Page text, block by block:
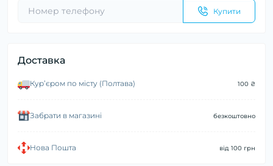
Купити
Доставка
Курʼєром по місту (Полтава) 100 ₴
Забрати в магазині безкоштовно
Нова Пошта від 100 грн